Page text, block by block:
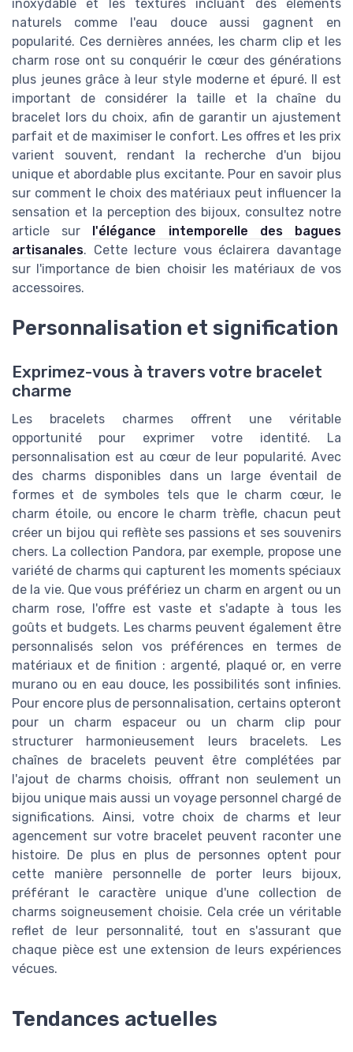
inoxydable et les textures incluant des éléments
naturels comme l'eau douce aussi gagnent en
popularité. Ces dernières années, les charm clip et les
charm rose ont su conquérir le cœur des générations
plus jeunes grâce à leur style moderne et épuré. Il est
important de considérer la taille et la chaîne du
bracelet lors du choix, afin de garantir un ajustement
parfait et de maximiser le confort. Les offres et les prix
varient souvent, rendant la recherche d'un bijou
unique et abordable plus excitante. Pour en savoir plus
sur comment le choix des matériaux peut influencer la
sensation et la perception des bijoux, consultez notre
article sur
l'élégance intemporelle des bagues
artisanales. Cette lecture vous éclairera davantage
sur l'importance de bien choisir les matériaux de vos
accessoires.
Personnalisation et signification
Exprimez-vous à travers votre bracelet
charme
Les bracelets charmes offrent une véritable
opportunité pour exprimer votre identité. La
personnalisation est au cœur de leur popularité. Avec
des charms disponibles dans un large éventail de
formes et de symboles tels que le charm cœur, le
charm étoile, ou encore le charm trèfle, chacun peut
créer un bijou qui reflète ses passions et ses souvenirs
chers. La collection Pandora, par exemple, propose une
variété de charms qui capturent les moments spéciaux
de la vie. Que vous préfériez un charm en argent ou un
charm rose, l'offre est vaste et s'adapte à tous les
goûts et budgets. Les charms peuvent également être
personnalisés selon vos préférences en termes de
matériaux et de finition : argenté, plaqué or, en verre
murano ou en eau douce, les possibilités sont infinies.
Pour encore plus de personnalisation, certains opteront
pour un charm espaceur ou un charm clip pour
structurer harmonieusement leurs bracelets. Les
chaînes de bracelets peuvent être complétées par
l'ajout de charms choisis, offrant non seulement un
bijou unique mais aussi un voyage personnel chargé de
significations. Ainsi, votre choix de charms et leur
agencement sur votre bracelet peuvent raconter une
histoire. De plus en plus de personnes optent pour
cette manière personnelle de porter leurs bijoux,
préférant le caractère unique d'une collection de
charms soigneusement choisie. Cela crée un véritable
reflet de leur personnalité, tout en s'assurant que
chaque pièce est une extension de leurs expériences
vécues.
Tendances actuelles